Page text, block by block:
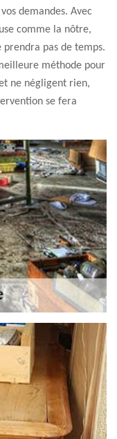
demandes. Avec
comme la nôtre,
pas de temps.
méthode pour
ne négligent rien,
se fera